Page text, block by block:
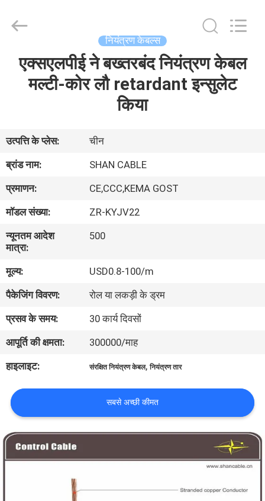
होम
वीडियो
दिखाएँ
हमारे
बारे
में
फैक्टरी
यात्रा
गुणवत्ता
नियंत्रण
हमसे
संपर्क
Cable
(Group)
Reserved.
नियंत्रण केबल्स
एक्सएलपीई ने बख्तरबंद नियंत्रण केबल
मल्टी-कोर लौ retardant इन्सुलेट
किया
उत्पत्ति के प्लेस:
चीन
ब्रांड नाम:
SHAN CABLE
प्रमाणन:
CE,CCC,KEMA GOST
मॉडल संख्या:
ZR-KYJV22
न्यूनतम आदेश
मात्रा:
500
मूल्य:
USD0.8-100/m
पैकेजिंग विवरण:
रोल या लकड़ी के ड्रम
प्रसव के समय:
30 कार्य दिवसों
आपूर्ति की क्षमता:
300000/माह
हाइलाइट:
संरक्षित नियंत्रण केबल,नियंत्रण तार
सबसे अच्छी कीमत